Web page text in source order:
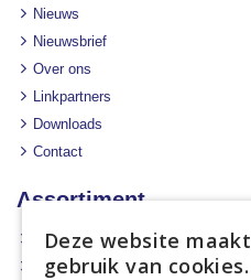
Nieuws
Nieuwsbrief
Over ons
Linkpartners
Downloads
Contact
Assortiment
Aanbiedingen
Mechanisatie
Deze website maakt
gebruik van cookies.